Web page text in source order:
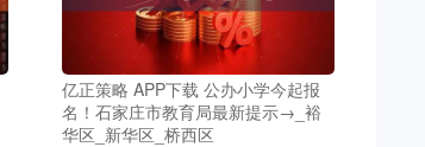
亿正策略 APP下载 公办小学今起报
名！石家庄市教育局最新提示→_裕
华区_新华区_桥西区